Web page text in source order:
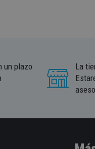
un plazo
La